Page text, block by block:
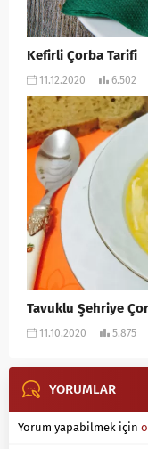
Kefirli Çorba Tarifi
11.12.2020 6.502
Tavuklu Şehriye
11.10.2020 5.875
YORUMLAR
Yorum yapabilmek için